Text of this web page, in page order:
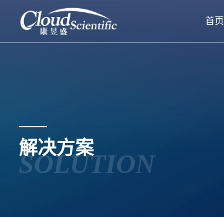
首页
解决方案
SOLUTION